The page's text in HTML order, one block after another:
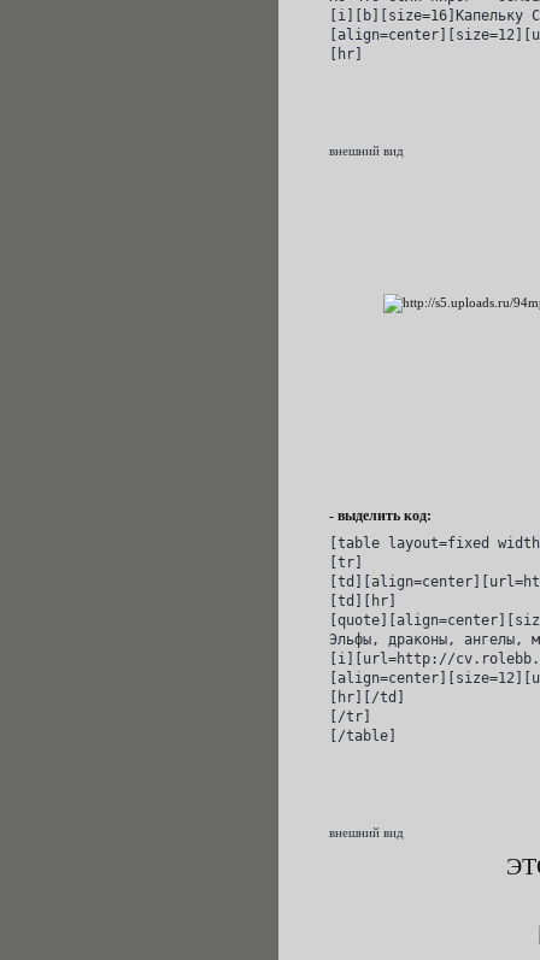
[hr]
внешний вид
- выделить код:
[table layout=fixed
[tr]
[td][hr]
Эльфы, драконы, ангелы,
[i][url=http://
[hr][/td]
[/tr]
[/table]
внешний вид